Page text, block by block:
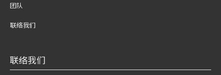
团队
联络我们
联络我们